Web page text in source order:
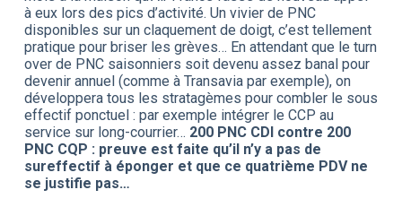
à eux lors des pics d’activité. Un vivier de PNC
disponibles sur un claquement de doigt, c’est tellement
pratique pour briser les grèves… En attendant que le turn
over de PNC saisonniers soit devenu assez banal pour
devenir annuel (comme à Transavia par exemple), on
développera tous les stratagèmes pour combler le sous
effectif ponctuel : par exemple intégrer le CCP au
service sur long-courrier… 200 PNC CDI contre 200
PNC CQP : preuve est faite qu’il n’y a pas de
sureffectif à éponger et que ce quatrième PDV ne
se justifie pas…